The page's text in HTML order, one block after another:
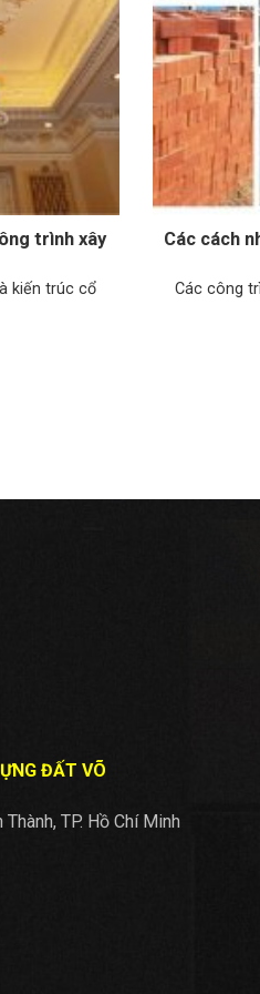
trình xây
kiến trúc cổ
Các cách
Các công
ĐẤT VÕ
TP. Hồ Chí Minh